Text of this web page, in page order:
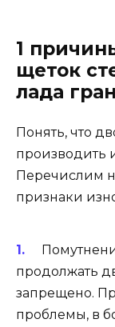
1
щеток
лада
Понять, что
производить
Перечислим
признаки
продолжать
запрещено.
проблемы, в